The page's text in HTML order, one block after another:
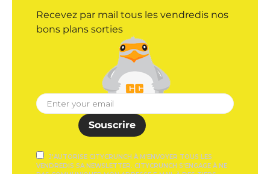
Recevez par mail tous les vendredis nos
bons plans sorties
Souscrire
J'AUTORISE CITYCRUNCH À M'ENVOYER TOUS LES
VENDREDIS SA NEWSLETTER. CITYCRUNCH S'ENGAGE À NE